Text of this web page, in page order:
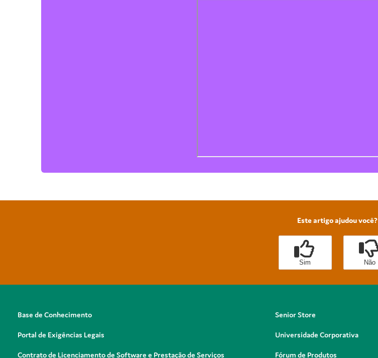
Este artigo ajudou você?
Sim Não
Base de Conhecimento
Portal de Exigências Legais
Contrato de Licenciamento de Software e Prestação de Serviços
Senior Store
Universidade Corporativa
Fórum de Produtos